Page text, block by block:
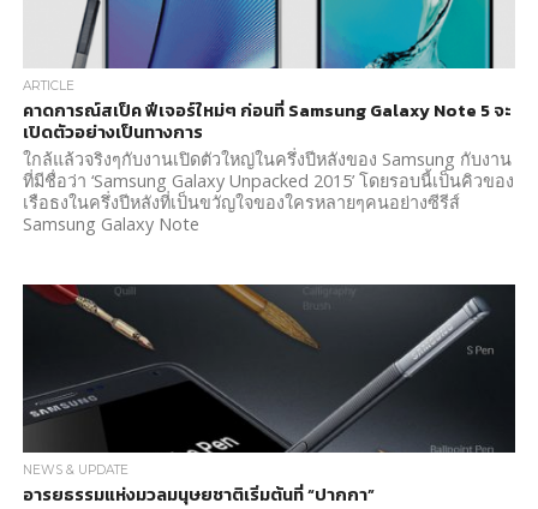
ARTICLE
คาดการณ์สเป็ค ฟีเจอร์ใหม่ๆ ก่อนที่ Samsung Galaxy Note 5 จะ
เปิดตัวอย่างเป็นทางการ
ใกล้แล้วจริงๆกับงานเปิดตัวใหญ่ในครึ่งปีหลังของ Samsung กับงาน
ที่มีชื่อว่า ‘Samsung Galaxy Unpacked 2015’ โดยรอบนี้เป็นคิวของ
เรือธงในครึ่งปีหลังที่เป็นขวัญใจของใครหลายๆคนอย่างซีรีส์
Samsung Galaxy Note
NEWS & UPDATE
อารยธรรมแห่งมวลมนุษยชาติเริ่มต้นที่ “ปากกา”